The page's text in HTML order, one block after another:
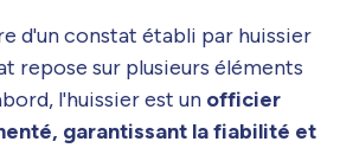
d'un constat établi par huissier
repose sur plusieurs éléments
l'huissier est un officier
garantissant la fiabilité et